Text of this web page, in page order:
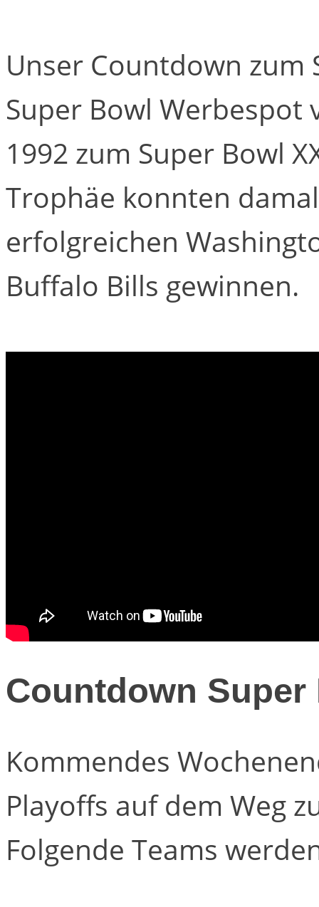
Unser Countdown zum
Super Bowl Werbespot
1992 zum Super Bowl
Trophäe konnten
erfolgreichen
Buffalo Bills gewinnen.
Countdown Super
Kommendes
Playoffs auf dem Weg
Folgende Teams